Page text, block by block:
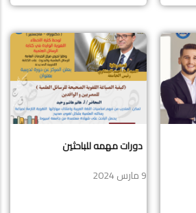
دورات مهمه للباحثين
9 مارس 2024